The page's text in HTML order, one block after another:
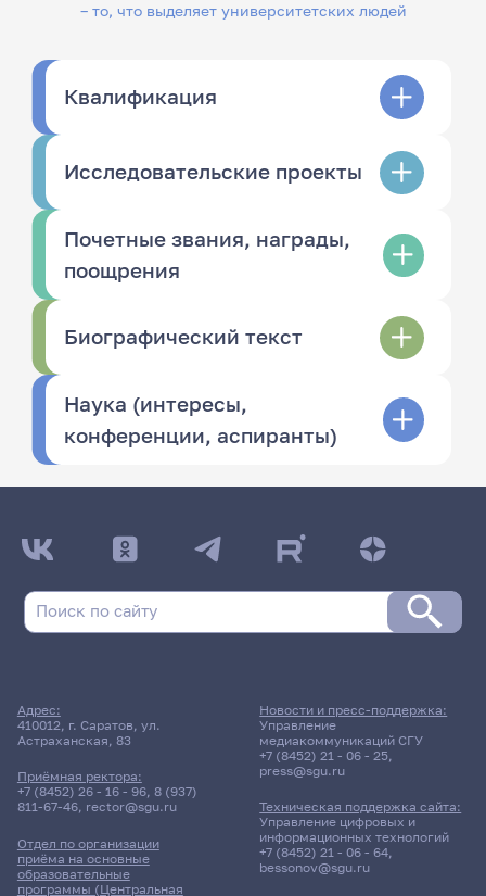
– то, что выделяет университетских людей
Квалификация
Исследовательские проекты
Почетные звания, награды,
поощрения
Биографический текст
Наука (интересы,
конференции, аспиранты)
Адрес:
410012, г. Саратов, ул.
Астраханская, 83
Приёмная ректора:
+7 (8452) 26 - 16 - 96, 8 (937)
811-67-46, rector@sgu.ru
Отдел по организации
приёма на основные
образовательные
программы (Центральная
Новости и пресс-поддержка:
Управление
медиакоммуникаций СГУ
+7 (8452) 21 - 06 - 25,
press@sgu.ru
Техническая поддержка сайта:
Управление цифровых и
информационных технологий
+7 (8452) 21 - 06 - 64,
bessonov@sgu.ru